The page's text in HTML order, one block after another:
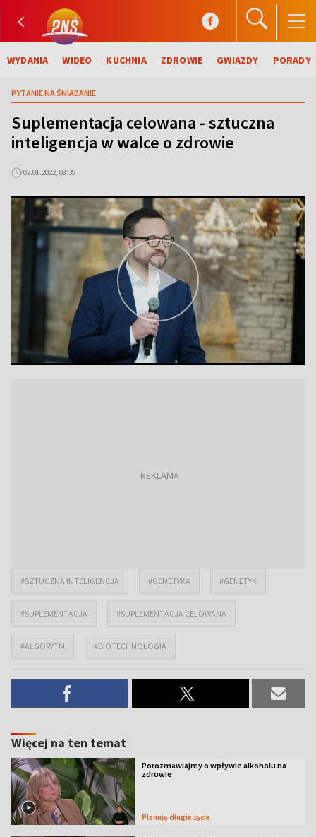
WYDANIA WIDEO KUCHNIA ZDROWIE GWIAZDY PORADY
PYTANIE NA ŚNIADANIE
Suplementacja celowana - sztuczna
inteligencja w walce o zdrowie
02.01.2022, 08:39
#SZTUCZNA INTELIGENCJA #GENETYKA #GENETYK
#SUPLEMENTACJA #SUPLEMENTACJA CELOWANA
#ALGORYTM #BIOTECHNOLOGIA
Więcej na ten temat
Porozmawiajmy o wpływie alkoholu na
zdrowie
Planuję długie życie